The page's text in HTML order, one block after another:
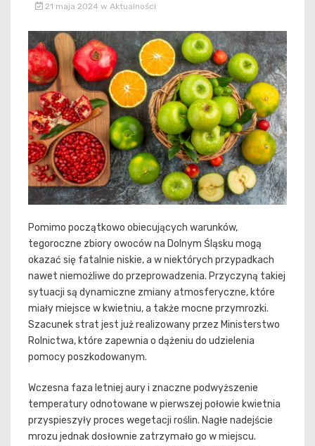
21 maja 2024 w Aktualności
Pomimo początkowo obiecujących warunków,
tegoroczne zbiory owoców na Dolnym Śląsku mogą
okazać się fatalnie niskie, a w niektórych przypadkach
nawet niemożliwe do przeprowadzenia. Przyczyną takiej
sytuacji są dynamiczne zmiany atmosferyczne, które
miały miejsce w kwietniu, a także mocne przymrozki.
Szacunek strat jest już realizowany przez Ministerstwo
Rolnictwa, które zapewnia o dążeniu do udzielenia
pomocy poszkodowanym.
Wczesna faza letniej aury i znaczne podwyższenie
temperatury odnotowane w pierwszej połowie kwietnia
przyspieszyły proces wegetacji roślin. Nagłe nadejście
mrozu jednak dosłownie zatrzymało go w miejscu.